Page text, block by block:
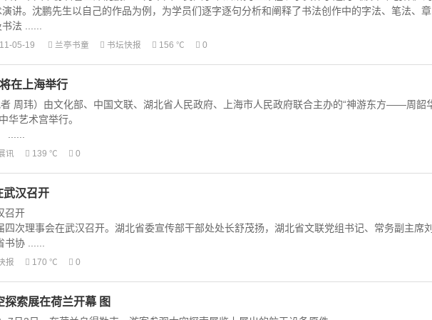
演讲。沈鹏先生以自己的作品为例，为学员们逐字逐句分析和阐释了书法创作中的字法、笔法、章
法 ......
05-19 兰亭书童 书坛快报 156 ℃ 0
在上海举行
玮）由文化部、中国文联、湖北省人民政府、上海市人民政府联合主办的“神游东方——周韶
华艺术宫举行。
讯 139 ℃ 0
武汉召开
召开
次理事会在武汉召开。湖北省委宣传部干部处处长舒茂扬，湖北省文联党组书记、常务副主席
协 ......
报 170 ℃ 0
探索展在荷兰开幕 图